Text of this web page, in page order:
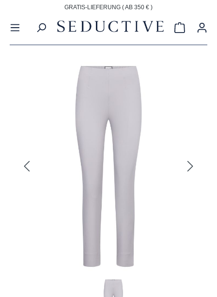
GRATIS-LIEFERUNG ( AB 350 € )